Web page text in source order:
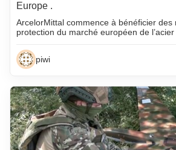
Europe .
ArcelorMittal commence à bénéficier des
protection du marché européen de
piwi